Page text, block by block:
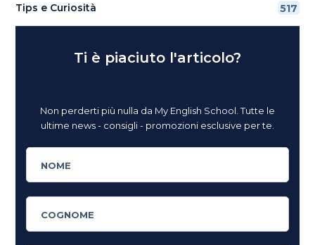
Tips e Curiosità 517
Ti è piaciuto l'articolo?
Non perderti più nulla da My English School. Tutte le
ultime news - consigli - promozioni esclusive per te.